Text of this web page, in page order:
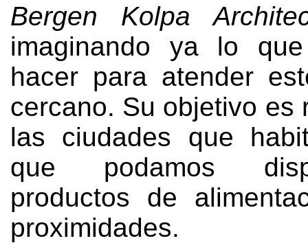
Bergen Kolpa
imaginando ya lo
hacer para atender
cercano. Su objetivo es
las ciudades que
que podamos
productos de
proximidades.